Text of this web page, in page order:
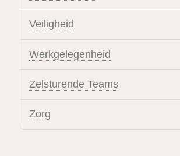
Veiligheid
Werkgelegenheid
Zelsturende Teams
Zorg